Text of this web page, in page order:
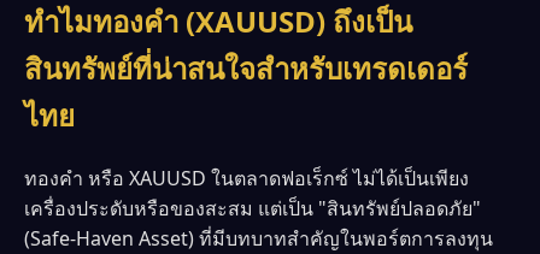
ทำไมทองคำ (XAUUSD) ถึงเป็น
สินทรัพย์ที่น่าสนใจสำหรับเทรดเดอร์
ไทย
ทองคำ หรือ XAUUSD ในตลาดฟอเร็กซ์ ไม่ได้เป็นเพียง
เครื่องประดับหรือของสะสม แต่เป็น "สินทรัพย์ปลอดภัย"
(Safe-Haven Asset) ที่มีบทบาทสำคัญในพอร์ตการลงทุน